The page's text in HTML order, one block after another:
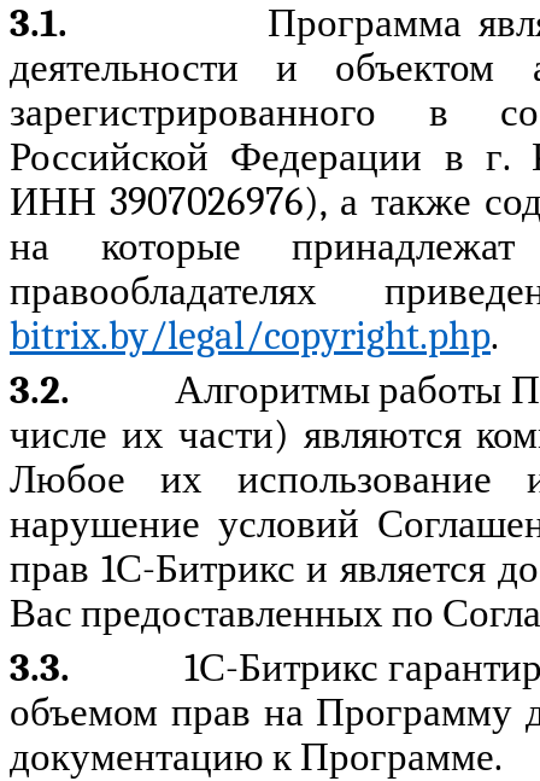
3.1.
Программа
деятельности и
зарегистрированного в
Российской Федерации в г.
ИНН 3907026976), а также
на которые
правообладателях
bitrix.by/legal/copyright.php.
3.2.
Алгоритмы работы
числе их части) являются
Любое их использование
нарушение условий
прав 1С-Битрикс и является
Вас предоставленных по
3.3.
1С-Битрикс
объемом прав на Программу
документацию к Программе.